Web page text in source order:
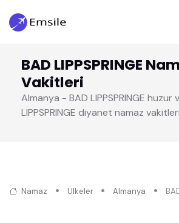
BAD LIPPSPRINGE
Vakitleri
Almanya - BAD LIPPSPRINGE huzur
LIPPSPRINGE diyanet namaz
Namaz Ülkeler Almanya